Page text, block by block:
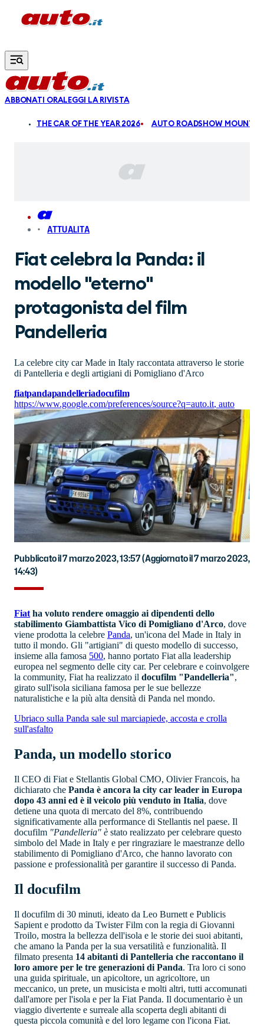
Vai al contenuto principale
ABBONATI ORALEGGI LA RIVISTA
THE CAR OF THE YEAR 2026 AUTO ROADSHOW
ATTUALITA
Fiat celebra la Panda: il
modello "eterno"
protagonista del film
Pandelleria
La celebre city car Made in Italy raccontata attraverso le storie
di Pantelleria e degli artigiani di Pomigliano d'Arco
fiatpandapandelleriadocufilm
https://www.google.com/preferences/source?q=auto.it, auto
Pubblicato il 7 marzo 2023, 13:57(Aggiornato il 7 marzo 2023,
14:43)
Fiat ha voluto rendere omaggio ai dipendenti dello
stabilimento Giambattista Vico di Pomigliano d'Arco, dove
viene prodotta la celebre Panda, un'icona del Made in Italy in
tutto il mondo. Gli "artigiani" di questo modello di successo,
insieme alla famosa 500, hanno portato Fiat alla leadership
europea nel segmento delle city car. Per celebrare e coinvolgere
la community, Fiat ha realizzato il docufilm "Pandelleria",
girato sull'isola siciliana famosa per le sue bellezze
naturalistiche e la più alta densità di Panda nel mondo.
Ubriaco sulla Panda sale sul marciapiede, accosta e crolla
sull'asfalto
Panda, un modello storico
Il CEO di Fiat e Stellantis Global CMO, Olivier Francois, ha
dichiarato che Panda è ancora la city car leader in Europa
dopo 43 anni ed è il veicolo più venduto in Italia, dove
detiene una quota di mercato del 8%, contribuendo
significativamente alla performance di Stellantis nel paese. Il
docufilm "Pandelleria" è stato realizzato per celebrare questo
simbolo del Made in Italy e per ringraziare le maestranze dello
stabilimento di Pomigliano d'Arco, che hanno lavorato con
passione e professionalità per garantire il successo di Panda.
Il docufilm
Il docufilm di 30 minuti, ideato da Leo Burnett e Publicis
Sapient e prodotto da Twister Film con la regia di Giovanni
Troilo, mostra la bellezza dell'isola e le storie dei suoi abitanti,
che amano la Panda per la sua versatilità e funzionalità. Il
filmato presenta 14 abitanti di Pantelleria che raccontano il
loro amore per le tre generazioni di Panda. Tra loro ci sono
una guida spirituale, un apicoltore, un agricoltore, un
meccanico, un prete, un musicista e molti altri, tutti accomunati
dall'amore per l'isola e per la Fiat Panda. Il documentario è un
viaggio divertente e surreale alla scoperta degli abitanti di
questa piccola comunità e del loro legame con l'icona Fiat.